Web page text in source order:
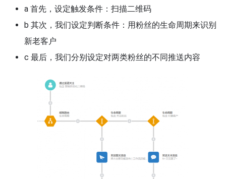
a 首先，设定触发条件：扫描二维码
b 其次，我们设定判断条件：用粉丝的生命周期来识别
新老客户
c 最后，我们分别设定对两类粉丝的不同推送内容